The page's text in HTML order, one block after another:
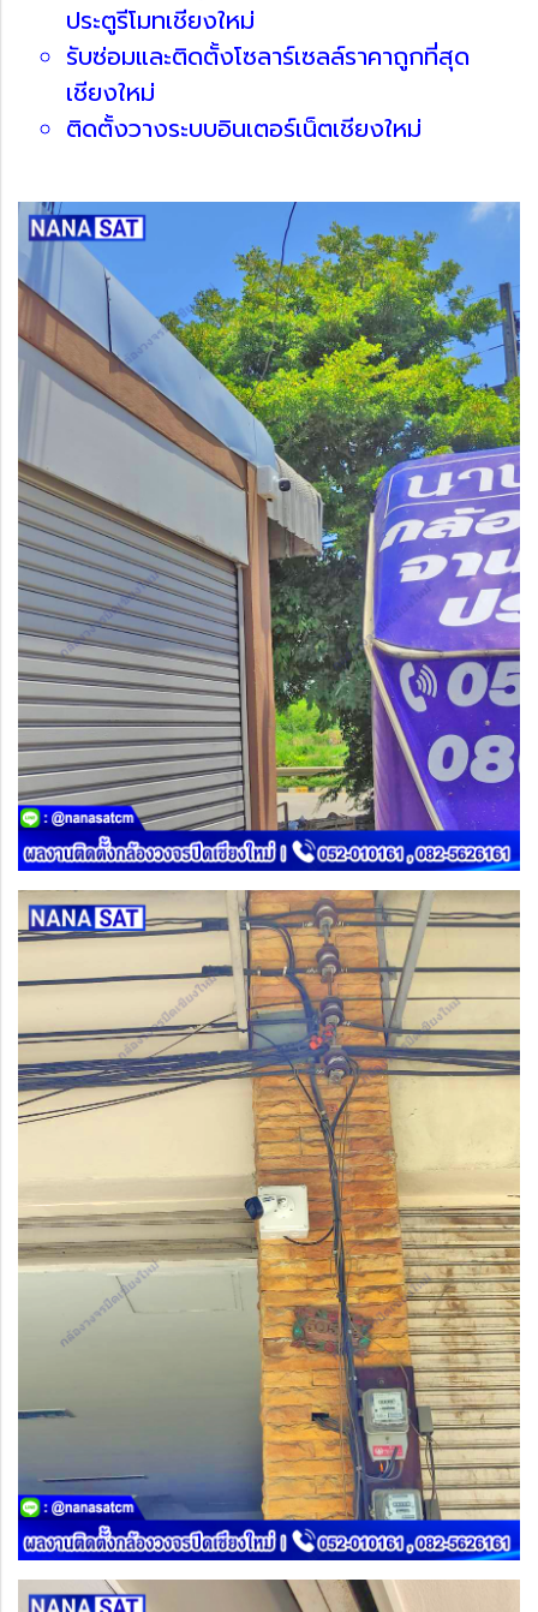
ประตูรีโมทเชียงใหม่
รับซ่อมและติดตั้งโซลาร์เซลล์ราคาถูกที่สุด
เชียงใหม่
ติดตั้งวางระบบอินเตอร์เน็ตเชียงใหม่